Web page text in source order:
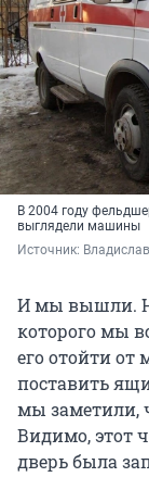
В 2004 году
выглядели машины
Источник:
И мы вышли.
которого мы
его отойти
поставить
мы заметили,
Видимо, этот
дверь была